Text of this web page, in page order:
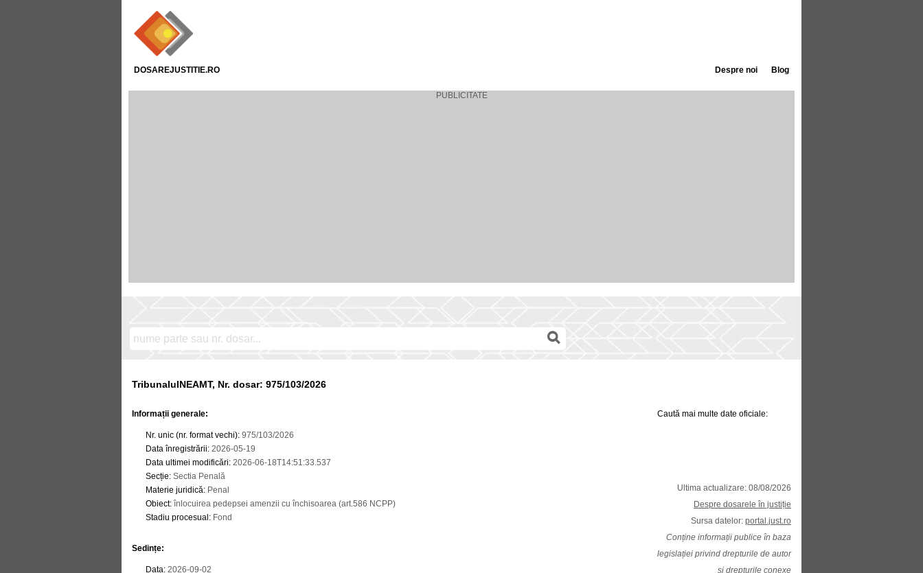
DOSAREJUSTITIE.RO Blog
Despre noi
TribunalulNEAMT, Nr. dosar: 975/103/2026
Informații generale:
Nr. unic (nr. format vechi): 975/103/2026
Data înregistrării: 2026-05-19
Data ultimei modificări: 2026-06-18T14:51:33.537
Secție: Sectia Penală
Materie juridică: Penal
Obiect: înlocuirea pedepsei amenzii cu închisoarea (art.586 NCPP)
Stadiu procesual : Fond
Sedințe:
Data: 2026-09-02
Caută mai multe date oficiale:
Ultima actualizare: 08/08/2026
Despre dosarele în justiție
Sursa datelor: portal.just.ro
Conține informații publice în baza
legislației privind drepturile de autor
și drepturile conexe